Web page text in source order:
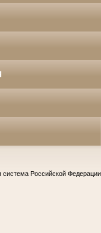
система Российской